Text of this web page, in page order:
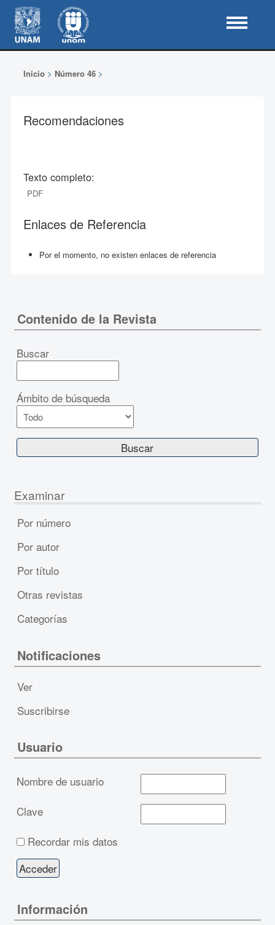
Inicio> Número 46>
Recomendaciones
Texto completo:
PDF
Enlaces de Referencia
Por el momento, no existen enlaces de referencia
Contenido de la Revista
Buscar
Ámbito de búsqueda
Examinar
Por número
Por autor
Por título
Otras revistas
Categorías
Notificaciones
Ver
Suscribirse
Usuario
Nombre de usuario
Clave
Recordar mis datos
Información